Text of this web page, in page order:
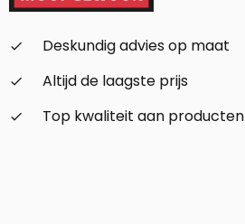
check_small
Deskundig advies op maat
check_small
Altijd de laagste prijs
check_small
Top kwaliteit aan producten